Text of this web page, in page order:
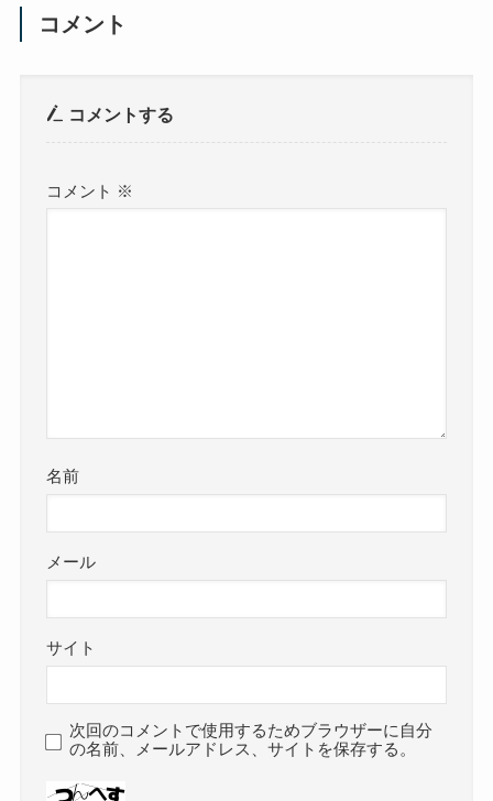
コメント
コメントする
コメント ※
名前
メール
サイト
次回のコメントで使用するためブラウザーに自分
の名前、メールアドレス、サイトを保存する。